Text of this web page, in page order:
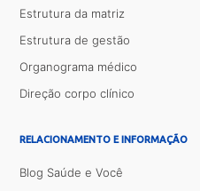
Estrutura da matriz
Estrutura de gestão
Organograma médico
Direção corpo clínico
RELACIONAMENTO E INFORMAÇÃO
Blog Saúde e Você